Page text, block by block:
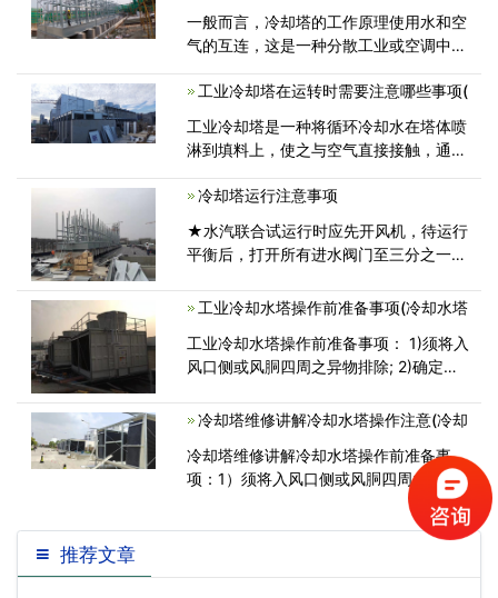
多的是开放式冷却塔，其材质为玻璃钢，
填充<
一般而言，冷却塔的工作原理使用水和空
气的互连，这是一种分散工业或空调中在
所使用的方法是当空气通过空气转弯进入
冷却塔时<
工业冷却塔在运转时需要注意哪些事项(
工业冷却塔是一种将循环冷却水在塔体喷
淋到填料上，使之与空气直接接触，通过
冷却装置。工业冷却塔在运转时需要注意
以下事项： 1、减速机应经常检<
冷却塔运行注意事项
★水汽联合试运行时应先开风机，待运行
平衡后，打开所有进水阀门至三分之一左
管网系统的损坏），然后再开启水泵，最
左右；★<
工业冷却水塔操作前准备事项(冷却水塔
工业冷却水塔操作前准备事项： 1)须将入
风口侧或风胴四周之异物排除; 2)确定风
冷却塔维修讲解冷却水塔操作注意(冷却
冷却塔维修讲解冷却水塔操作前准备事
项：1）须将入风口侧或风胴四周之异物
排除；2）冷却塔维修讲解需要确定风车
推荐文章